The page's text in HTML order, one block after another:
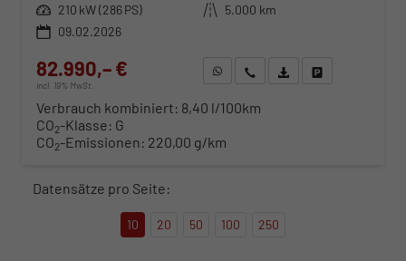
Leistung 210 kW (286 PS) Kilometerstand 5.000 km
09.02.2026
82.990,– €
incl. 19% MwSt.
WhatsApp anfragen
Wir rufen Sie anFahrzeugexposé (PDF)
Verbrauch kombiniert: 8,40 l/100km
CO2-Klasse: G
CO2-Emissionen: 220,00 g/km
Datensätze pro Seite:
10 20 50 100 250